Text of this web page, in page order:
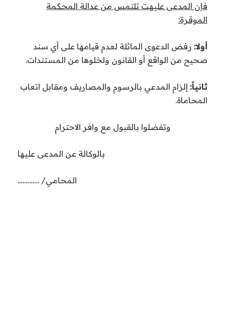
فإن المدعى عليهت تلتمس من عدالة المحكمة
الموقرة:
أولا: رفض الدعوى الماثلة لعدم قيامها على أي سند
صحيح من الواقع أو القانون ولخلوها من المستندات.
ثانياً: إلزام المدعي بالرسوم والمصاريف ومقابل اتعاب
المحاماة.
وتفضلوا بالقبول مع وافر الاحترام
بالوكالة عن المدعى عليها
المحامي/ ………….